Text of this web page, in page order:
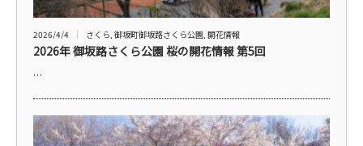
2026/4/4 さくら, 御坂町御坂路さくら公園, 開花情報
2026年 御坂路さくら公園 桜の開花情報 第5回
…